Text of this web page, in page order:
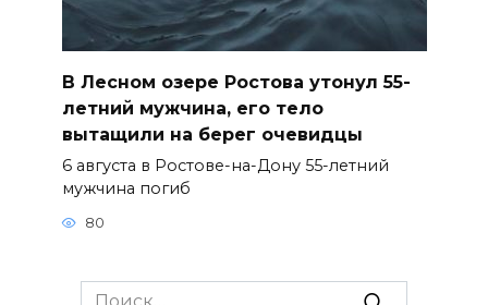
В Лесном озере Ростова утонул 55-
летний мужчина, его тело
вытащили на берег очевидцы
6 августа в Ростове-на-Дону 55-летний
мужчина погиб
80
Search